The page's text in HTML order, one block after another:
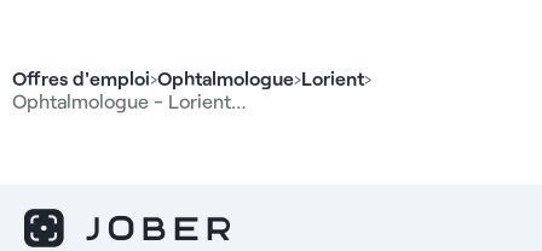
Offres d'emploi›Ophtalmologue›Lorient›
Ophtalmologue - Lorient…
en travaillant en collaboration avec une équipe
d'orthoptistes et d'administratif. La rémunération -
Rémunération de 31% net du chiffre d’affaires Les
orientation vers la chirurgie si nécessaire - Collaboration